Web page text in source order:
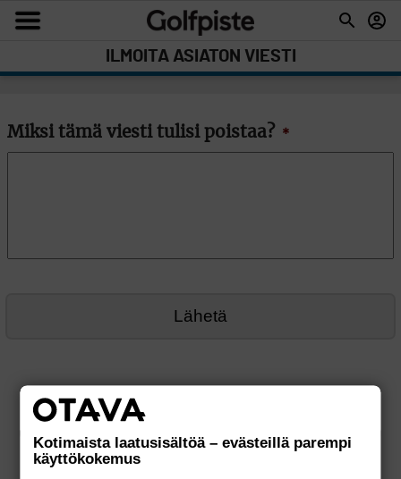
ILMOITA ASIATON VIESTI
Miksi tämä viesti tulisi poistaa? *
Kotimaista laatusisältöä – evästeillä parempi
käyttökokemus